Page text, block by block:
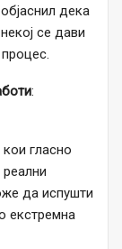
дека
се дави
:
гласно
да испушти
екстремна